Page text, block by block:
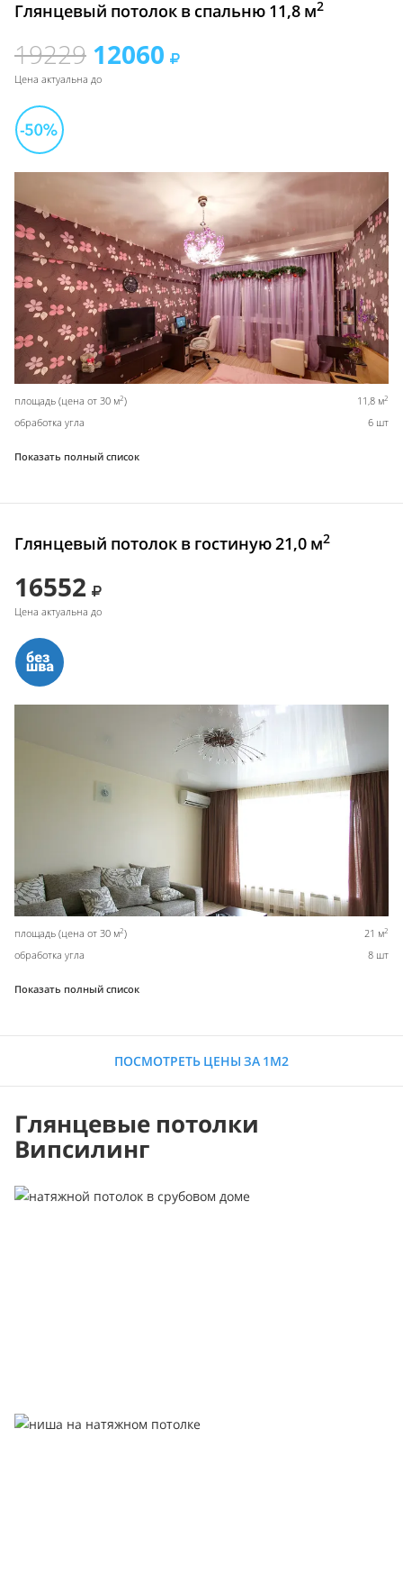
Глянцевый потолок в спальню 11,8 м2
19229 12060
Цена актуальна до
площадь (цена от 30 м2) 11,8 м2
обработка угла 6 шт
Показать полный список
Глянцевый потолок в гостиную 21,0 м2
16552
Цена актуальна до
площадь (цена от 30 м2) 21 м2
обработка угла 8 шт
Показать полный список
ПОСМОТРЕТЬ ЦЕНЫ ЗА 1М2
Глянцевые потолки
Випсилинг